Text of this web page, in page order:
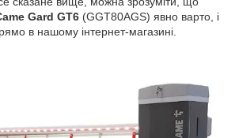
Gard GT6 (GGT80AGS) явно варто, і
в нашому інтернет-магазині.